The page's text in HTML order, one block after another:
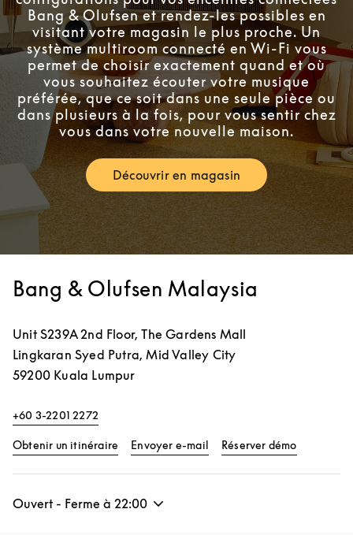
Bang & Olufsen et rendez-les possibles en
visitant votre magasin le plus proche. Un
système multiroom connecté en Wi-Fi vous
permet de choisir exactement quand et où
vous souhaitez écouter votre musique
préférée, que ce soit dans une seule pièce ou
dans plusieurs à la fois, pour vous sentir chez
vous dans votre nouvelle maison.
Découvrir en magasinLink Opens in New Tab
Bang & Olufsen Malaysia
Unit S239A 2nd Floor, The Gardens Mall
Lingkaran Syed Putra, Mid Valley City
59200 Kuala Lumpur
+60 3-2201 2272
Obtenir un itinéraire Link Opens in New Tab
Envoyer e-mail Réserver démo
Ouvert - Ferme à 22:00